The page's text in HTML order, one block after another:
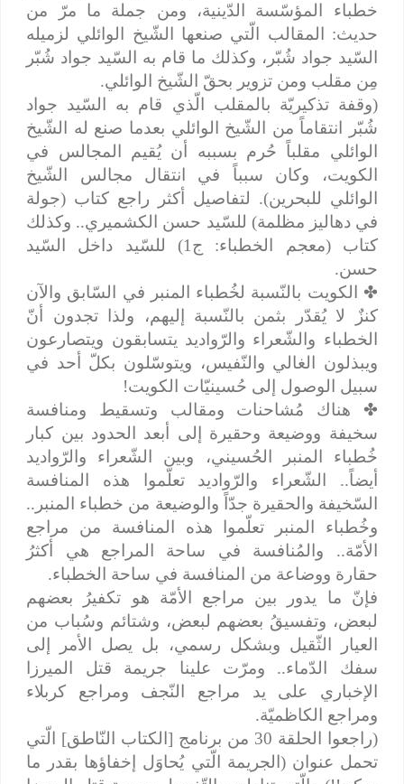
خطباء المؤسّسة الدّينية، ومن جملة ما مرّ من
حديث: المقالب الّتي صنعها الشّيخ الوائلي لزميله
السّيد جواد شُبّر، وكذلك ما قام به السّيد جواد شُبّر
مِن مقلب ومن تزوير بحقّ الشّيخ الوائلي.
(وقفة تذكيريّة بالمقلب الّذي قام به السّيد جواد
شُبّر انتقاماً من الشّيخ الوائلي بعدما صنع له الشّيخ
الوائلي مقلباً حُرم بسببه أن يُقيم المجالس في
الكويت، وكان سبباً في انتقال مجالس الشّيخ
الوائلي للبحرين). لتفاصيل أكثر راجع كتاب (جولة
في دهاليز مظلمة) للسّيد حسن الكشميري.. وكذلك
كتاب (معجم الخطباء: ج1) للسّيد داخل السّيد
حسن.
✤الكويت بالنّسبة لخُطباء المنبر في السّابق والآن
كنزٌ لا يُقدّر بثمن بالنّسبة إليهم، ولذا تجدون أنّ
الخطباء والشّعراء والرّواديد يتسابقون ويتصارعون
ويبذلون الغالي والنّفيس، ويتوسّلون بكلّ أحد في
سبيل الوصول إلى حُسينيّات الكويت!
✤هناك مُشاحنات ومقالب وتسقيط ومنافسة
سخيفة ووضيعة وحقيرة إلى أبعد الحدود بين كبار
خُطباء المنبر الحُسيني، وبين الشّعراء والرّواديد
أيضاً.. الشّعراء والرّواديد تعلّموا هذه المنافسة
السّخيفة والحقيرة جدّاً والوضيعة من خطباء المنبر..
وخُطباء المنبر تعلّموا هذه المنافسة من مراجع
الأمّة.. والمُنافسة في ساحة المراجع هي أكثرُ
حقارة ووضاعة من المنافسة في ساحة الخطباء.
فإنّ ما يدور بين مراجع الأمّة هو تكفيرُ بعضهم
لبعض، وتفسيقُ بعضهم لبعض، وشتائم وسُباب من
العيار الثّقيل وبشكل رسمي، بل يصل الأمر إلى
سفك الدّماء.. ومرّت علينا جريمة قتل الميرزا
الإخباري على يد مراجع النّجف ومراجع كربلاء
ومراجع الكاظميّة.
(راجعوا الحلقة 30 من برنامج [الكتاب النّاطق] الّتي
تحمل عنوان (الجريمة الّتي يُحاوَل إخفاؤها بقدر ما